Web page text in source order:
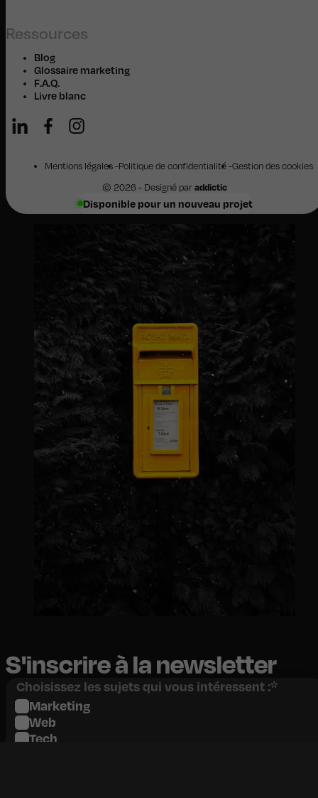
Ressources
Blog
Glossaire marketing
F.A.Q.
Livre blanc
Disponible pour un nouveau projet
Mentions légales Politique de confidentialité Gestion des cookies
© 2026 - Designé paraddictic
S'inscrire à la newsletter
Choisissez les sujets qui vous intéressent :*
Marketing
Web
Tech